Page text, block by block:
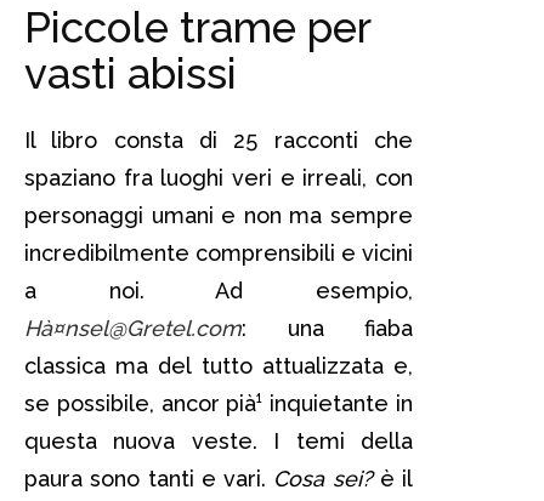
Piccole trame per
vasti abissi
Il libro consta di 25 racconti che
spaziano fra luoghi veri e irreali, con
personaggi umani e non ma sempre
incredibilmente comprensibili e vicini
a noi. Ad esempio,
Hà¤nsel@Gretel.com: una fiaba
classica ma del tutto attualizzata e,
se possibile, ancor pià¹ inquietante in
questa nuova veste. I temi della
paura sono tanti e vari. Cosa sei?è il